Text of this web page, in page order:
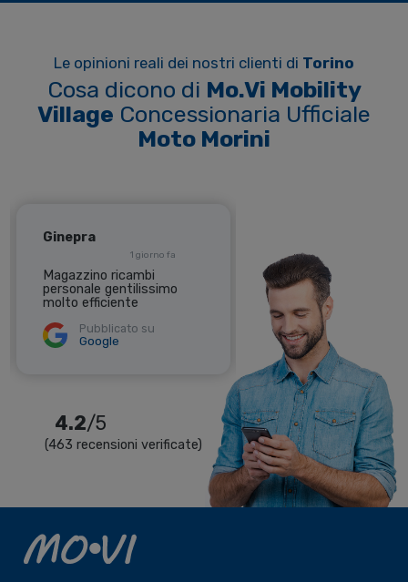
Le opinioni reali dei nostri clienti di Torino
Cosa dicono di Mo.Vi Mobility
Village Concessionaria Ufficiale
Moto Morini
Ginepra
1 giorno fa
Magazzino ricambi
personale gentilissimo
molto efficiente
Pubblicato su
Google
Sempre il top bravi
Pubblicato su
Google
4.2/5
(463 recensioni verificate)